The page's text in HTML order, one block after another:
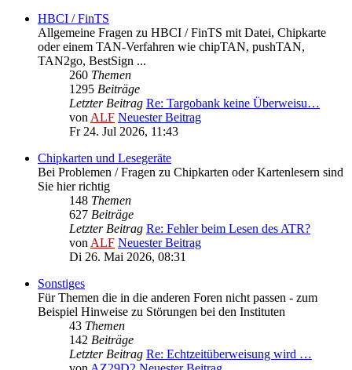
HBCI / FinTS
Allgemeine Fragen zu HBCI / FinTS mit Datei, Chipkarte
oder einem TAN-Verfahren wie chipTAN, pushTAN,
TAN2go, BestSign ...
260 Themen
1295 Beiträge
Letzter Beitrag Re: Targobank keine Überweisu…
vonALF Neuester Beitrag
Fr 24. Jul 2026, 11:43
Chipkarten und Lesegeräte
Bei Problemen / Fragen zu Chipkarten oder Kartenlesern sind
Sie hier richtig
148 Themen
627 Beiträge
Letzter Beitrag Re: Fehler beim Lesen des ATR?
vonALF Neuester Beitrag
Di 26. Mai 2026, 08:31
Sonstiges
Für Themen die in die anderen Foren nicht passen - zum
Beispiel Hinweise zu Störungen bei den Instituten
43 Themen
142 Beiträge
Letzter Beitrag Re: Echtzeitüberweisung wird …